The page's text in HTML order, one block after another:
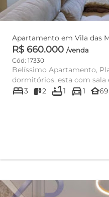
R$ 660.000 /venda
Cód: 17330
Belíssimo Apartamento,
dormitórios, esta com sala estendida com mais espaço e
conforto, porém p...
bed3 2 bathtub1 directions_car1 other_houses